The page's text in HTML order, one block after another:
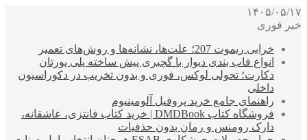
۱۴۰۵/۰۵/۱۷
خبر فوری
خرابی ریموت 207؛ علت‌ها، نشانه‌ها و روش‌های تعمیر
انواع قاب بندی دیوار با گچبری پیش ساخته پلی یورتان
دکارت؛ تحولی لوکس، فوری و بدون تخریب در دکوراسیون
داخلی
راهنمای جامع خرید پروفیل آلومینیوم
فروشگاه کتاب DMDBook | خرید کتاب فانتزی، عاشقانه،
دارک رومنس و رمان بدون حذفیات